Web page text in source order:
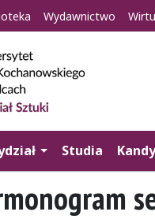
Wydawnictwo
Studia